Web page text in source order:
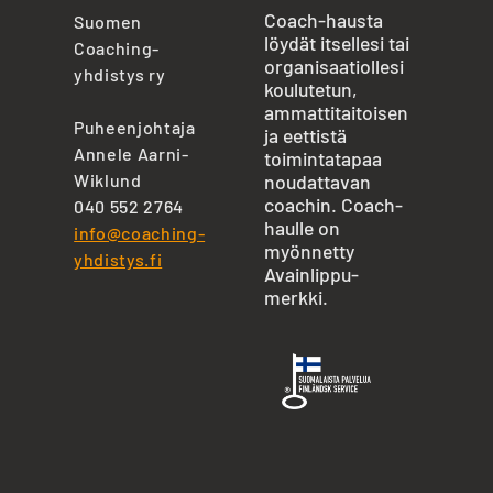
Suomen
Coaching-
yhdistys ry
Puheenjohtaja
Annele Aarni-
Wiklund
040 552 2764
info@coaching-
yhdistys.fi
Coach-hausta
löydät itsellesi tai
organisaatiollesi
koulutetun,
ammattitaitoisen
ja eettistä
toimintatapaa
noudattavan
coachin. Coach-
haulle on
myönnetty
Avainlippu-
merkki.